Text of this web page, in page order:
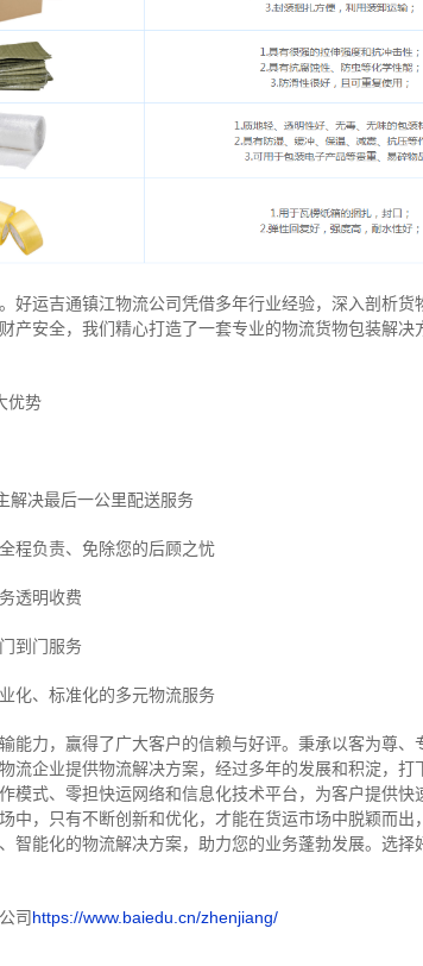
好运吉通镇江物流公司凭借多年行业经验，深入剖析
产安全，我们精心打造了一套专业的物流货物包装解决
优势
解决最后一公里配送服务
程负责、免除您的后顾之忧
透明收费
到门服务
化、标准化的多元物流服务
能力，赢得了广大客户的信赖与好评。 秉承以客为尊、
流企业提供物流解决方案，经过多年的发展和积淀，打
模式、零担快运网络和信息化技术平台，为客户提供
中，只有不断创新和优化，才能在货运市场中脱颖而出
智能化的物流解决方案，助力您的业务蓬勃发展。选
司https://www.baiedu.cn/zhenjiang/